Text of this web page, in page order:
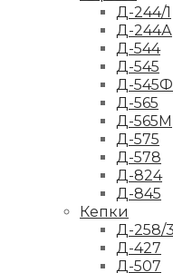
Д-244/1
Д-244А
Д-544
Д-545
Д-545Ф
Д-565
Д-565М
Д-575
Д-578
Д-824
Д-845
Кепки
Д-258/3
Д-427
Д-507